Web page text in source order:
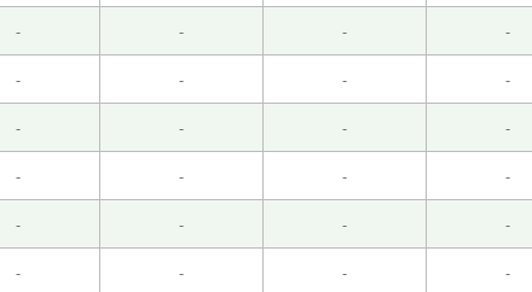
りがとうございます。 先生も来週楽しんでください。 また
一起讨论非常有意思。我学到了很多。下次也请多多指教！
学到了不少以前不知道的事情。接下来我们换个主题聊聊吧
- - - -
- - - -
- - - -
- - - -
- - - -
- - - -